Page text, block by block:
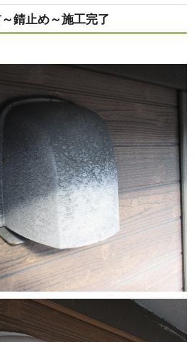
錆止め～施工完了